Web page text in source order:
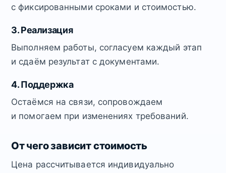
с фиксированными сроками и стоимостью.
3. Реализация
Выполняем работы, согласуем каждый этап
и сдаём результат с документами.
4. Поддержка
Остаёмся на связи, сопровождаем
и помогаем при изменениях требований.
От чего зависит стоимость
Цена рассчитывается индивидуально